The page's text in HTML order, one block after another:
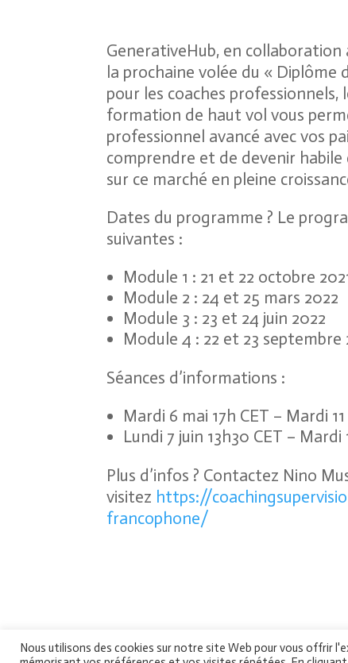
GenerativeHub, en collaboration
la prochaine volée du « Diplôme
pour les coaches professionnels,
formation de haut vol vous
professionnel avancé avec vos
comprendre et de devenir habile
sur ce marché en pleine
Dates du programme ? Le
suivantes :
Module 1 : 21 et 22 octobre
Module 2 : 24 et 25 mars 2022
Module 3 : 23 et 24 juin 2022
Module 4 : 22 et 23 septembre
Séances d’informations :
Mardi 6 mai 17h CET – Mardi
Lundi 7 juin 13h30 CET –
Plus d’infos ? Contactez Nino
visitez https://
francophone/
Nous utilisons des cookies sur notre site Web pour vous offrir